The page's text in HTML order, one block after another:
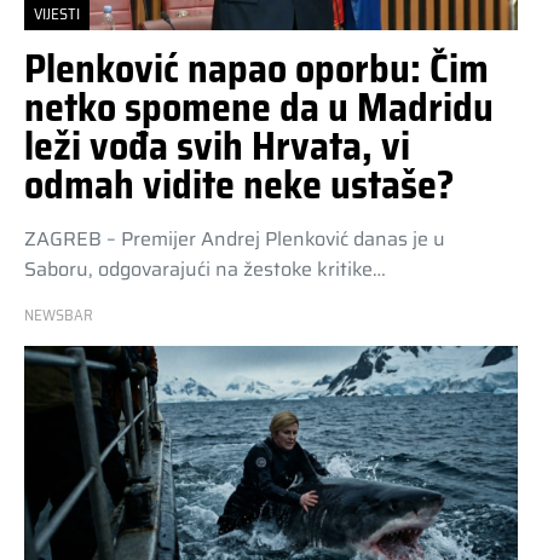
VIJESTI
Plenković napao oporbu: Čim
netko spomene da u Madridu
leži vođa svih Hrvata, vi
odmah vidite neke ustaše?
ZAGREB – Premijer Andrej Plenković danas je u
Saboru, odgovarajući na žestoke kritike…
NEWSBAR